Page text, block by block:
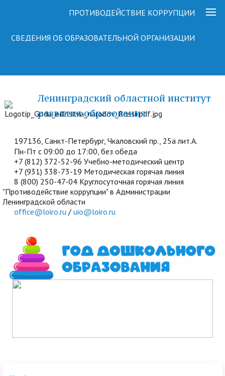
ПРОТИВОДЕЙСТВИЕ КОРРУПЦИИ
СВЕДЕНИЯ ОБ ОБРАЗОВАТЕЛЬНОЙ ОРГАНИЗАЦИИ
Ленинградский областной институт
развития образования
197136, Санкт-Петербург, Чкаловский пр., 25а лит.А.
Пн-Пт с 09:00 до 17:00, без обеда
+7 (812) 372-52-96 Учебно-методический центр
+7 (931) 338-73-19 Методическая горячая линия
8 (800) 250-47-04 Круглосуточная горячая линия
"Противодействие коррупции" в Администрации
Ленинградской области
office@loiro.ru / uio@loiro.ru